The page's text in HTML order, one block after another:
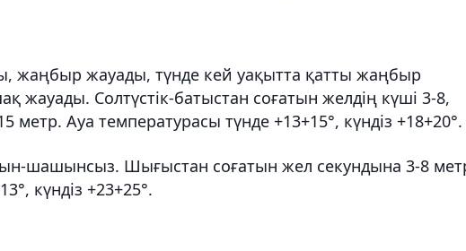
жаңбыр жауады, түнде кей уақытта қатты жаңбыр
жауады. Солтүстік-батыстан соғатын желдің күші 3-8,
метр. Ауа температурасы түнде +13+15°, күндіз +18+20°.
шашынсыз. Шығыстан соғатын жел секундына 3-8
күндіз +23+25°.